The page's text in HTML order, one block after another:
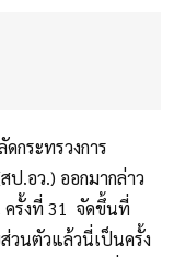
กระทรวงการ
ป.อว.) ออกมากล่าว
ครั้งที่ 31 จัดขึ้นที่
วนตัวแล้วนี่เป็นครั้ง